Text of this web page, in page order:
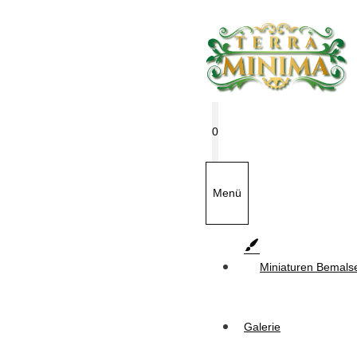
0
Menü
Miniaturen
Galerie